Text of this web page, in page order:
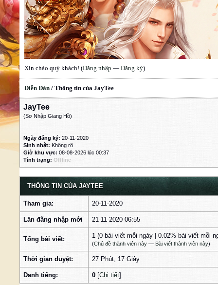
Xin chào quý khách! (Đăng nhập — Đăng ký)
Diễn Đàn / Thông tin của JayTee
JayTee
(Sơ Nhập Giang Hồ)
Ngày đăng ký: 20-11-2020
Sinh nhật: Không rõ
Giờ khu vực: 08-08-2026 lúc 00:37
Tình trạng: Offline
THÔNG TIN CỦA JAYTEE
Tham gia: 20-11-2020
Lần đăng nhập mới 21-11-2020 06:55
Tổng bài viết: 1 (0 bài viết mỗi ngày | 0.02% bài viết mỗi
(Chủ đề thành viên này — Bài viết thành viên này)
Thời gian duyệt: 27 Phút, 17 Giây
Danh tiếng: 0 [Chi tiết]